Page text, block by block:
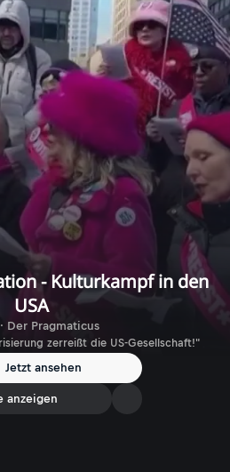
- Kulturkampf in den
USA
Der Pragmaticus
zerreißt die US-Gesellschaft!"
Jetzt ansehen
anzeigen